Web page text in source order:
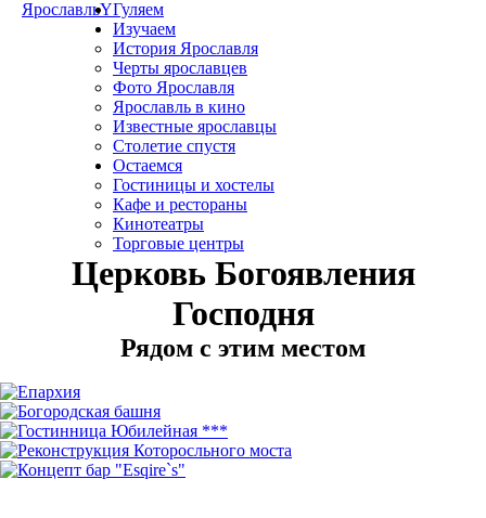
ЯрославльYГуляем
Изучаем
История Ярославля
Черты ярославцев
Фото Ярославля
Ярославль в кино
Известные ярославцы
Столетие спустя
Остаемся
Гостиницы и хостелы
Кафе и рестораны
Кинотеатры
Торговые центры
Церковь Богоявления
Господня
Рядом с этим местом